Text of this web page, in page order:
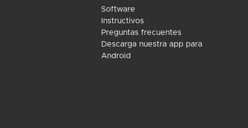
Software
Instructivos
Preguntas frecuentes
Descarga nuestra app para
Android